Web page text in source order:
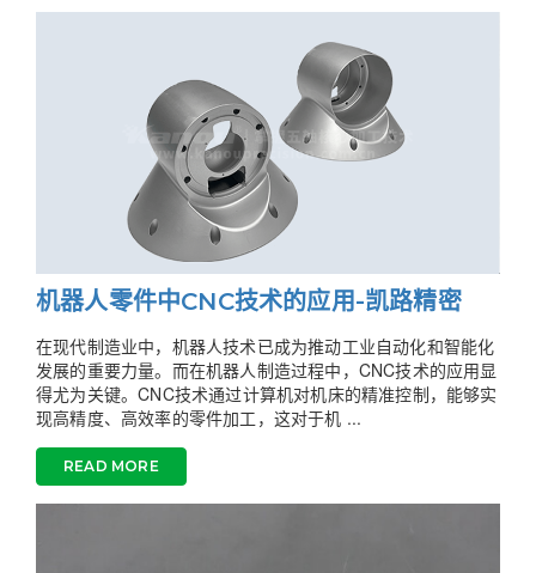
机器人零件中CNC技术的应用-凯路精密
在现代制造业中，机器人技术已成为推动工业自动化和智能化
发展的重要力量。而在机器人制造过程中，CNC技术的应用显
得尤为关键。CNC技术通过计算机对机床的精准控制，能够实
现高精度、高效率的零件加工，这对于机 ...
READ MORE